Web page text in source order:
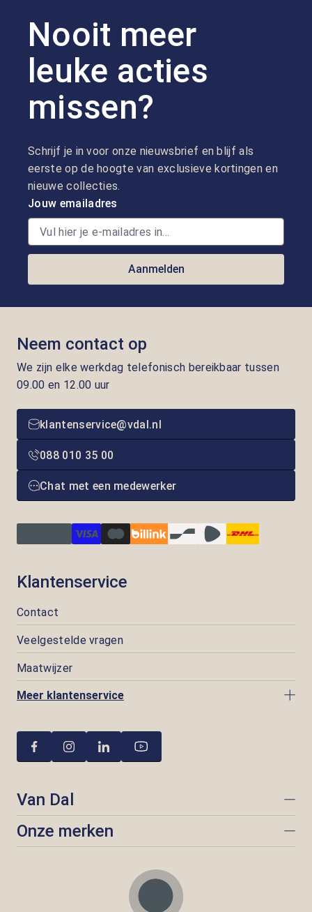
Nooit meer
leuke acties
missen?
Schrijf je in voor onze nieuwsbrief en blijf als
eerste op de hoogte van exclusieve kortingen en
nieuwe collecties.
Jouw emailadres
Aanmelden
Neem contact op
We zijn elke werkdag telefonisch bereikbaar tussen
09.00 en 12.00 uur
klantenservice@vdal.nl
088 010 35 00
Chat met een medewerker
Klantenservice
Contact
Veelgestelde vragen
Maatwijzer
Meer klantenservice
Van Dal
Onze merken